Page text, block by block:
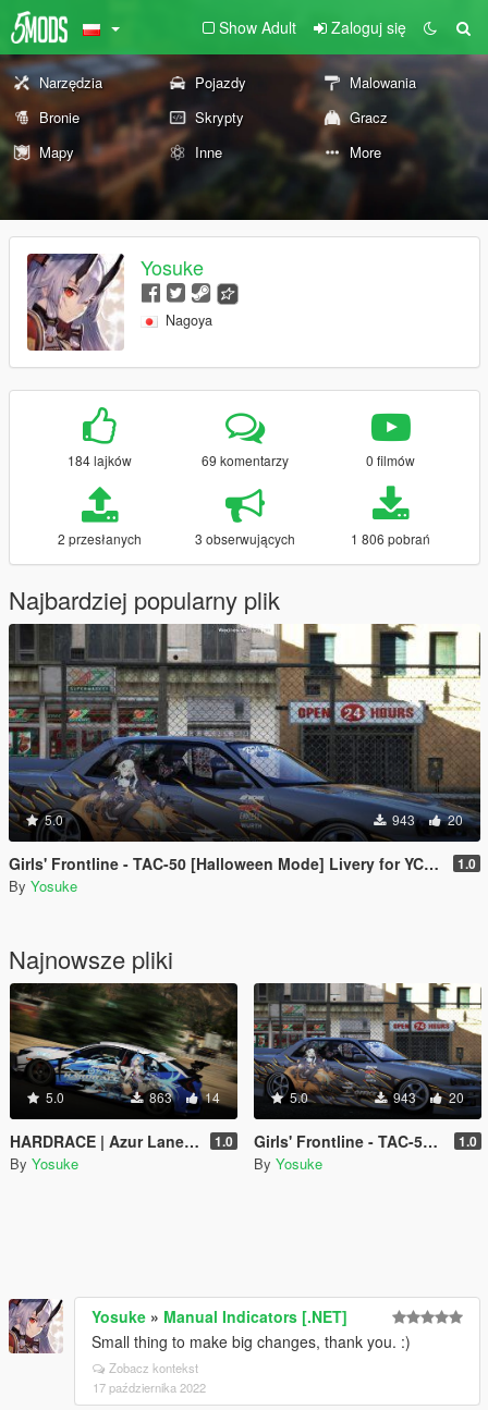
Show Adult Zaloguj się
Narzędzia Pojazdy
Malowania
Bronie
Skrypty
Gracz
Mapy
Inne More
Yosuke
Nagoya
184 lajków 69 komentarzy 0 filmów
2 przesłanych 3 obserwujących 1 806 pobrań
Najbardziej popularny plik
5.0 943 20
Girls' Frontline - TAC-50 [Halloween Mode] Livery for YCA ER34 [4K] 1.0
By Yosuke
Najnowsze pliki
5.0 863 14
HARDRACE | Azur Lane - USS Helena [Retrofit] for Honda Civic Type-R 1.0
By Yosuke
5.0 943 20
Girls' Frontline - TAC-50 [Halloween Mode] Livery for YCA ER34 [4K] 1.0
By Yosuke
Yosuke » Manual Indicators [.NET]
Small thing to make big changes, thank you. :)
Zobacz kontekst
17 października 2022